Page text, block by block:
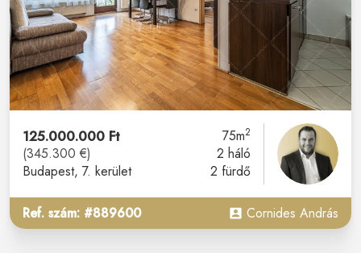
125.000.000 Ft
(345.300 €)
Budapest, 7. kerület
75m2
2 háló
2 fürdő
Ref. szám: #889600 Cornides András